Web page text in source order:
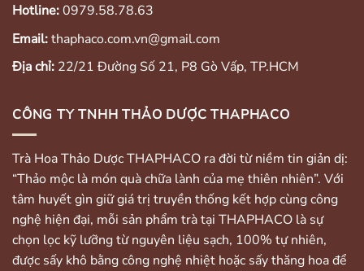
Hotline:0979.58.78.63
Email:thaphaco.com.vn@gmail.com
Địa chỉ: 22/21 Đường Số 21, P8 Gò Vấp, TP.HCM
CÔNG TY TNHH THẢO DƯỢC THAPHACO
Trà Hoa Thảo Dược THAPHACO ra đời từ niềm tin giản dị:
“Thảo mộc là món quà chữa lành của mẹ thiên nhiên”. Với
tâm huyết gìn giữ giá trị truyền thống kết hợp cùng công
nghệ hiện đại, mỗi sản phẩm trà tại THAPHACO là sự
chọn lọc kỹ lưỡng từ nguyên liệu sạch, 100% tự nhiên,
được sấy khô bằng công nghệ nhiệt hoặc sấy thăng hoa để